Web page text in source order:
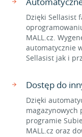
Dzięki Sellasist
MALL.cz.
automatycznie
Sellasist jak i
Dostęp do
Dzięki
programie
MALL.cz oraz